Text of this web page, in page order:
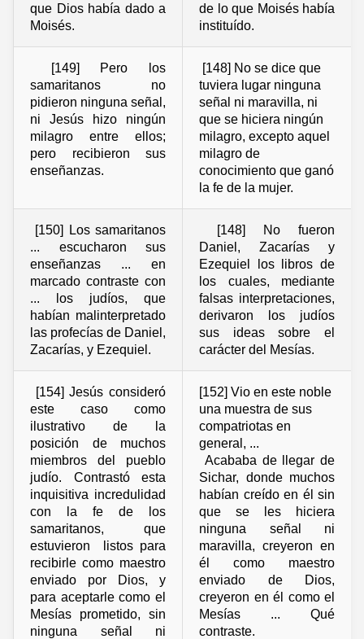
que Dios había dado a
Moisés.
de lo que Moisés había
instituído.
[149] Pero los
samaritanos no
pidieron ninguna señal,
ni Jesús hizo ningún
milagro entre ellos;
pero recibieron sus
enseñanzas.
[148] No se dice que
tuviera lugar ninguna
señal ni maravilla, ni
que se hiciera ningún
milagro, excepto aquel
milagro de
conocimiento que ganó
la fe de la mujer.
[150] Los samaritanos
... escucharon sus
enseñanzas ... en
marcado contraste con
... los judíos, que
habían malinterpretado
las profecías de Daniel,
Zacarías, y Ezequiel.
[148] No fueron
Daniel, Zacarías y
Ezequiel los libros de
los cuales, mediante
falsas interpretaciones,
derivaron los judíos
sus ideas sobre el
carácter del Mesías.
[154] Jesús consideró
este caso como
ilustrativo de la
posición de muchos
miembros del pueblo
judío. Contrastó esta
inquisitiva incredulidad
con la fe de los
samaritanos, que
estuvieron listos para
recibirle como maestro
enviado por Dios, y
para aceptarle como el
Mesías prometido, sin
ninguna señal ni
[152] Vio en este noble
una muestra de sus
compatriotas en
general, ...
Acababa de llegar de
Sichar, donde muchos
habían creído en él sin
que se les hiciera
ninguna señal ni
maravilla, creyeron en
él como maestro
enviado de Dios,
creyeron en él como el
Mesías ... Qué
contraste.